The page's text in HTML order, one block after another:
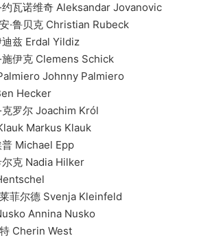
维奇 Aleksandar Jovanovic
克 Christian Rubeck
Erdal Yildiz
Clemens Schick
Johnny Palmiero
Joachim Król
Klauk
Epp
Nadia Hilker
德 Svenja Kleinfeld
Annina Nusko
West